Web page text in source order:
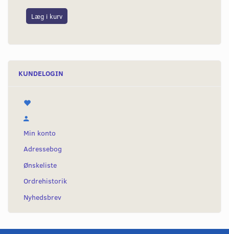
Læg i kurv
KUNDELOGIN
Min konto
Adressebog
Ønskeliste
Ordrehistorik
Nyhedsbrev